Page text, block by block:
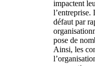
impactent
l’entreprise.
défaut par
pose de
Ainsi, les